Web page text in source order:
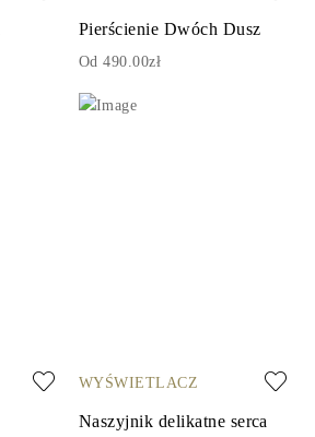
Pierścienie Dwóch Dusz
Od 490.00zł
WYŚWIETLACZ
Naszyjnik delikatne serca